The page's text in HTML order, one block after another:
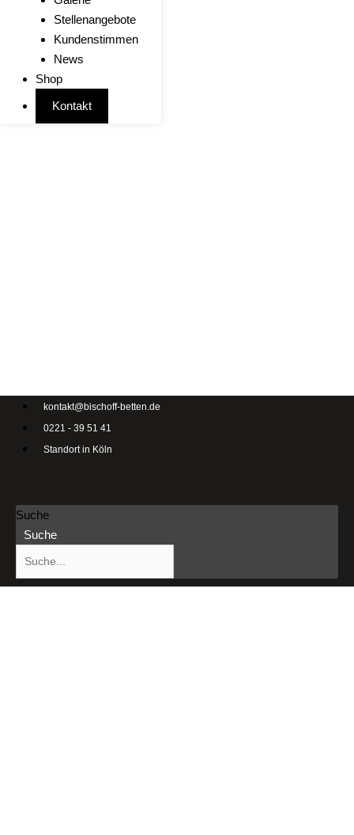
Stellenangebote
Kundenstimmen
News
Shop
Kontakt
kontakt@bischoff-betten.de
0221 - 39 51 41
Standort in Köln
Suche
Suche